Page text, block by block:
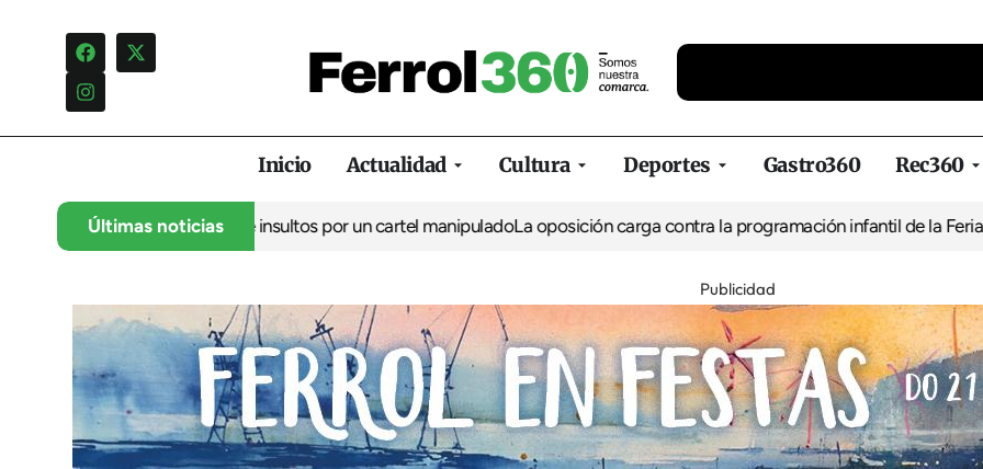
Inicio Actualidad Cultura Deportes Gastro360 Rec360
Últimas noticias
una campaña de insultos por un cartel manipulado La oposición carga contra la programación infantil de la Feria de la
Publicidad